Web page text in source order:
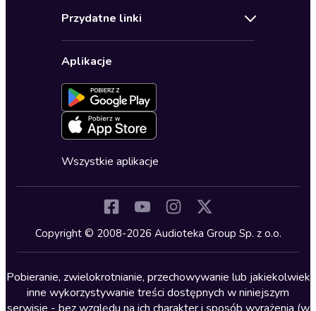
Biznes, marketing, ekonomia
Dla młodzieży
Kryminały
Lektury szkolne
Literatura anglojęzyczna
Literatura faktu
Ustawienia prywatności
Formularz zgłaszania nielegalnych treści
Deklaracja dostępności
Karnety
Oferta dla firm i bibliotek
Przydatne linki
Dołącz do newslettera
Blog
Zapowiedzi
Cykle audiobooków
Aplikacje
Wszystkie aplikacje
Copyright © 2008-2026 Audioteka Group Sp. z o.o.
Pobieranie, zwielokrotnianie, przechowywanie lub jakiekolwiek
inne wykorzystywanie treści dostępnych w niniejszym